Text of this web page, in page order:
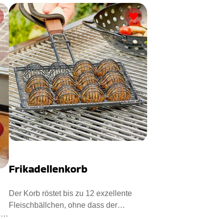
Frikadellenkorb
Der Korb röstet bis zu 12 exzellente
Fleischbällchen, ohne dass der